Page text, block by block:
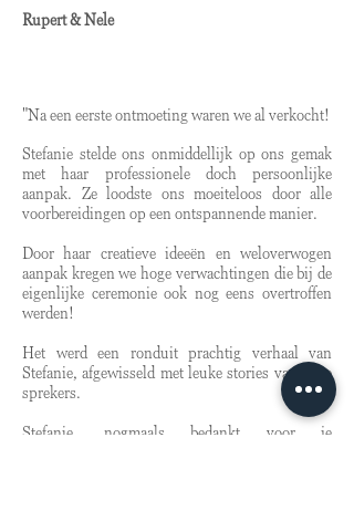
Rupert & Nele
"Na een eerste ontmoeting waren we al verkocht!
Stefanie stelde ons onmiddellijk op ons gemak
met haar professionele doch persoonlijke
aanpak. Ze loodste ons moeiteloos door alle
voorbereidingen op een ontspannende manier.
Door haar creatieve ideeën en weloverwogen
aanpak kregen we hoge verwachtingen die bij de
eigenlijke ceremonie ook nog eens overtroffen
werden!
Het werd een ronduit prachtig verhaal van
Stefanie, afgewisseld met leuke stories van onze
sprekers.
Stefanie, nogmaals bedankt voor je